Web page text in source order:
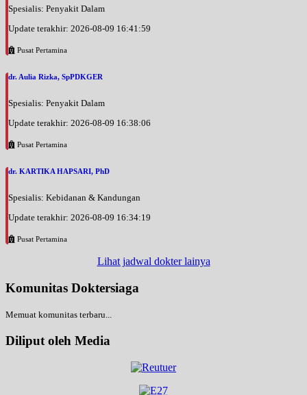
Spesialis: Penyakit Dalam
Update terakhir: 2026-08-09 16:41:59
Pusat Pertamina
dr. Aulia Rizka, SpPDKGER
Spesialis: Penyakit Dalam
Update terakhir: 2026-08-09 16:38:06
Pusat Pertamina
dr. KARTIKA HAPSARI, PhD
Spesialis: Kebidanan & Kandungan
Update terakhir: 2026-08-09 16:34:19
Pusat Pertamina
Lihat jadwal dokter lainya
Komunitas Doktersiaga
Memuat komunitas terbaru...
Diliput oleh Media